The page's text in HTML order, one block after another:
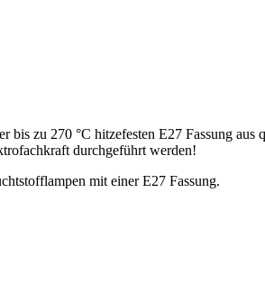
bis zu 270 °C hitzefesten E27 Fassung
durchgeführt werden!
mit einer E27 Fassung.